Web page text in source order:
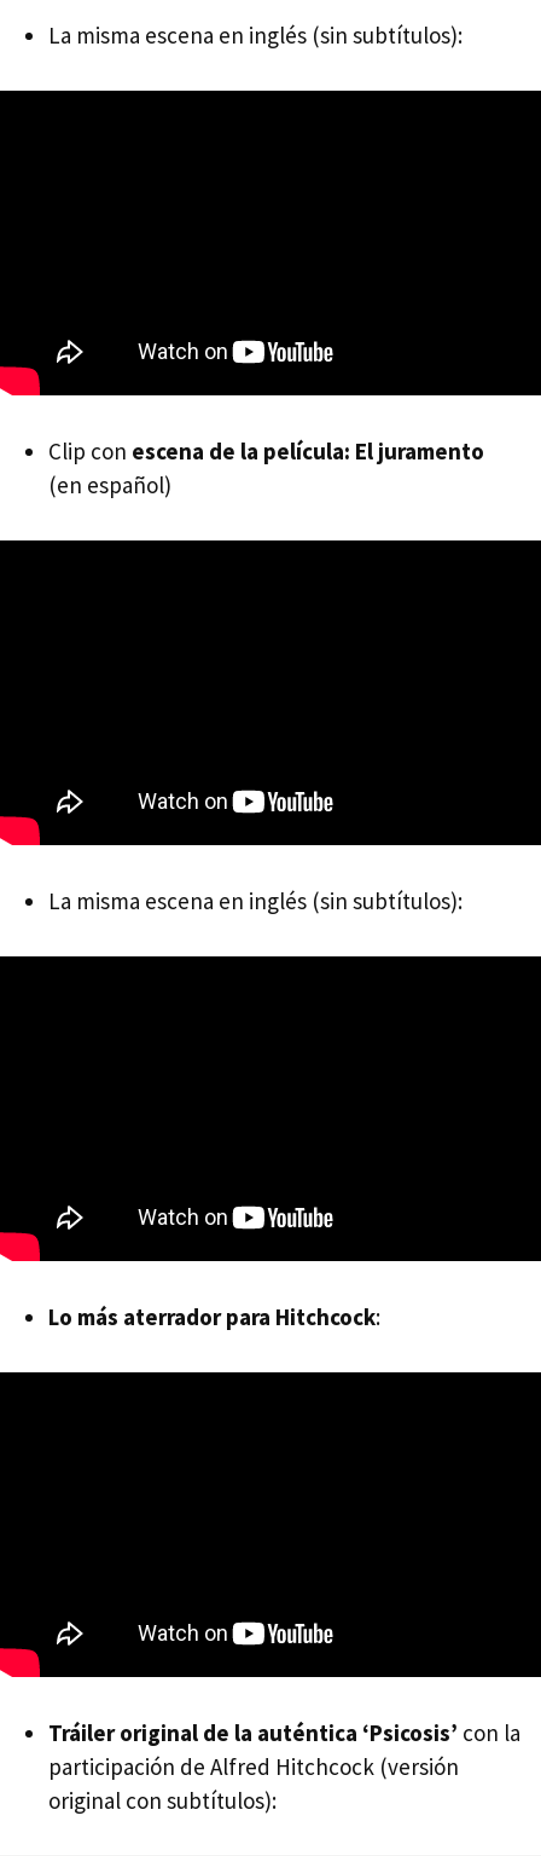
La misma escena en inglés (sin subtítulos):
Clip con escena de la película: El juramento
(en español)
La misma escena en inglés (sin subtítulos):
Lo más aterrador para Hitchcock:
Tráiler original de la auténtica ‘Psicosis’ con la
participación de Alfred Hitchcock (versión
original con subtítulos):